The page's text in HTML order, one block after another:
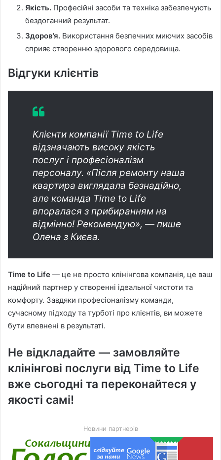
Якість. Професійні засоби та техніка забезпечують
бездоганний результат.
Здоров’я. Використання безпечних миючих засобів
сприяє створенню здорового середовища.
Відгуки клієнтів
Клієнти компанії Time to Life
відзначають високу якість
послуг і професіоналізм
персоналу. «Після ремонту наша
квартира виглядала безнадійно,
але команда Time to Life
впоралася з прибиранням на
відмінно! Рекомендую», — пише
Олена з Києва.
Time to Life — це не просто клінінгова компанія, це ваш
надійний партнер у створенні ідеальної чистоти та
комфорту. Завдяки професіоналізму команди,
сучасному підходу та турботі про клієнтів, ви можете
бути впевнені в результаті.
Не відкладайте — замовляйте
клінінгові послуги від Time to Life
вже сьогодні та переконайтеся у
якості самі!
Новини партнерів